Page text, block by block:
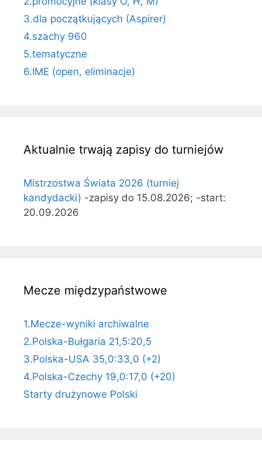
3.dla początkujących (Aspirer)
4.szachy 960
5.tematyczne
6.IME (open, eliminacje)
Aktualnie trwają zapisy do turniejów
Mistrzostwa Świata 2026 (turniej
kandydacki) -zapisy do 15.08.2026; -start:
20.09.2026
Mecze międzypaństwowe
1.Mecze-wyniki archiwalne
2.Polska-Bułgaria 21,5:20,5
3.Polska-USA 35,0:33,0 (+2)
4.Polska-Czechy 19,0:17,0 (+20)
Starty drużynowe Polski